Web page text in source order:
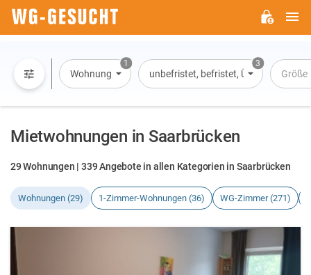
1
Wohnung
3
unbefristet, befristet, Übernachtung
Größe
Mietwohnungen in Saarbrücken
29 Wohnungen | 339 Angebote in allen Kategorien in Saarbrücken
Wohnungen (29) 1-Zimmer-Wohnungen (36) WG-Zimmer (271)